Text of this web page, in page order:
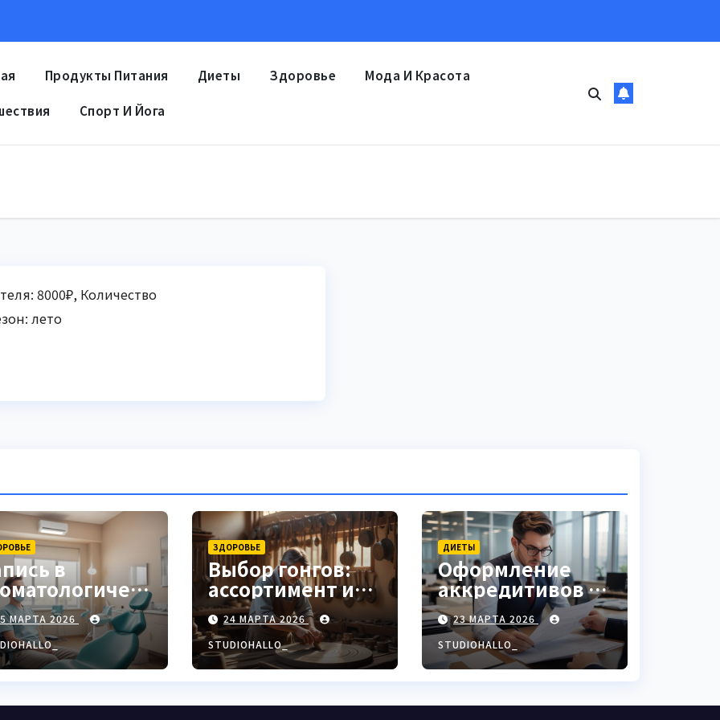
Продукты Питания Диеты Здоровье Мода И Красота
Спорт И Йога
8000₽, Количество
лето
в
клинику
МАРТА 2026
ЗДОРОВЬЕ
Выбор гонгов:
ассортимент и
характеристики
24 МАРТА 2026
STUDIOHALLO_
ДИЕТЫ
Оформление
аккредитивов в
международной
торговле
23 МАРТА 2026
STUDIOHALLO_